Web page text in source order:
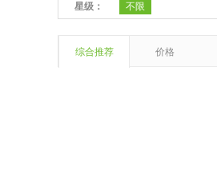
星级： 不限
综合推荐 价格